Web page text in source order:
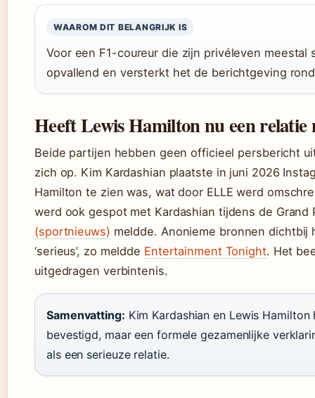
WAAROM DIT BELANGRIJK IS
Voor een F1-coureur die zijn privéleven
opvallend en versterkt het de berichtgeving
Heeft Lewis Hamilton nu een
Beide partijen hebben geen officieel persbericht
zich op. Kim Kardashian plaatste in juni 2026
Hamilton te zien was, wat door ELLE werd
werd ook gespot met Kardashian tijdens de
(sportnieuws) meldde. Anonieme bronnen
‘serieus’, zo meldde Entertainment Tonight. Het
uitgedragen verbintenis.
Samenvatting: Kim Kardashian en Lewis
bevestigd, maar een formele gezamenlijke
als een serieuze relatie.